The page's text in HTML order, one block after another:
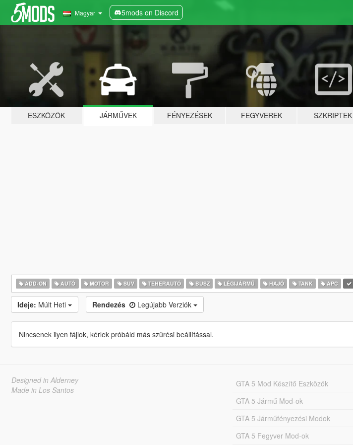
Magyar 5mods on Discord
ESZKÖZÖK JÁRMŰVEK FÉNYEZÉSEK FEGYVEREK SZKRIPTEK
ADD-ON AUTÓ MOTOR SUV TEHERAUTÓ BUSZ LÉGIJÁRMŰ HAJÓ TANK APC
Ideje: Múlt Heti Rendezés Legújabb Verziók
Nincsenek ilyen fájlok, kérlek próbáld más szűrési beállítással.
Designed in Alderney
Made in Los Santos
GTA 5 Mod Készítő Eszközök
GTA 5 Jármű Mod-ok
GTA 5 Járműfényezési Modok
GTA 5 Fegyver Mod-ok